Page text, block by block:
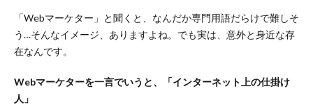
「Webマーケター」と聞くと、なんだか専門用語だらけで難しそ
う…そんなイメージ、ありますよね。でも実は、意外と身近な存
在なんです。
Webマーケターを一言でいうと、「インターネット上の仕掛け
人」